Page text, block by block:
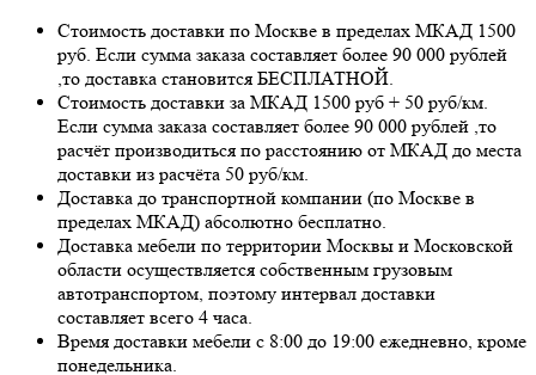
Стоимость доставки по Москве в пределах МКАД 1500
руб. Если сумма заказа составляет более 90 000 рублей
,то доставка становится БЕСПЛАТНОЙ.
Стоимость доставки за МКАД 1500 руб + 50 руб/км.
Если сумма заказа составляет более 90 000 рублей ,то
расчёт производиться по расстоянию от МКАД до места
доставки из расчёта 50 руб/км.
Доставка до транспортной компании (по Москве в
пределах МКАД) абсолютно бесплатно.
Доставка мебели по территории Москвы и Московской
области осуществляется собственным грузовым
автотранспортом, поэтому интервал доставки
составляет всего 4 часа.
Время доставки мебели с 8:00 до 19:00 ежедневно, кроме
понедельника.